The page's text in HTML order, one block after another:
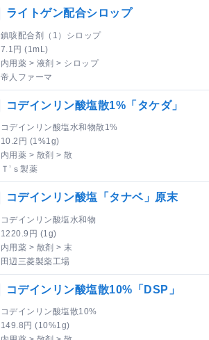
ライトゲン配合シロップ
鎮咳配合剤（1）シロップ
7.1円 (1mL)
内用薬 > 液剤 > シロップ
帝人ファーマ
コデインリン酸塩散1%「タケダ」
コデインリン酸塩水和物散1%
10.2円 (1%1g)
内用薬 > 散剤 > 散
Ｔ’ｓ製薬
コデインリン酸塩「タナベ」原末
コデインリン酸塩水和物
1220.9円 (1g)
内用薬 > 散剤 > 末
田辺三菱製薬工場
コデインリン酸塩散10%「DSP」
コデインリン酸塩散10%
149.8円 (10%1g)